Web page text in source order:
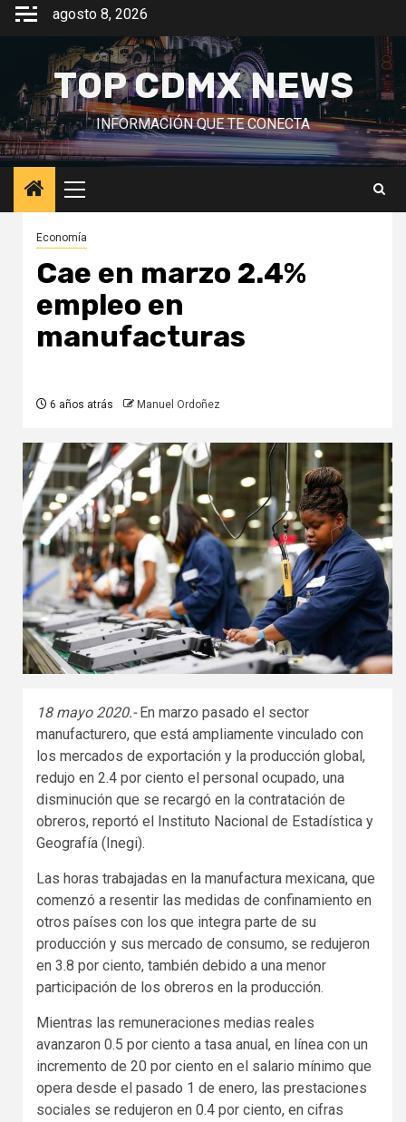
Saltar
contenido
agosto 8, 2026
TOP CDMX NEWS
INFORMACIÓN QUE TE CONECTA
Menú
principal
Economía
Cae en marzo 2.4%
empleo en
manufacturas
6 años atrás Manuel Ordoñez
18 mayo 2020.-En marzo pasado el sector
manufacturero, que está ampliamente vinculado con
los mercados de exportación y la producción global,
redujo en 2.4 por ciento el personal ocupado, una
disminución que se recargó en la contratación de
obreros, reportó el Instituto Nacional de Estadística y
Geografía (Inegi).
Las horas trabajadas en la manufactura mexicana, que
comenzó a resentir las medidas de confinamiento en
otros países con los que integra parte de su
producción y sus mercado de consumo, se redujeron
en 3.8 por ciento, también debido a una menor
participación de los obreros en la producción.
Mientras las remuneraciones medias reales
avanzaron 0.5 por ciento a tasa anual, en línea con un
incremento de 20 por ciento en el salario mínimo que
opera desde el pasado 1 de enero, las prestaciones
sociales se redujeron en 0.4 por ciento, en cifras